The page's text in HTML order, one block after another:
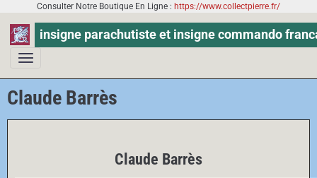
Consulter Notre Boutique En Ligne : https://www.collectpierre.fr/
insigne parachutiste et insigne commando
Claude Barrès
Claude Barrès